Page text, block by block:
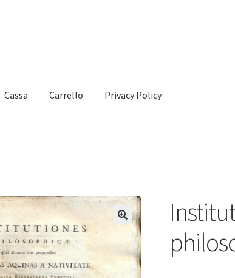
Cassa Carrello Privacy Policy